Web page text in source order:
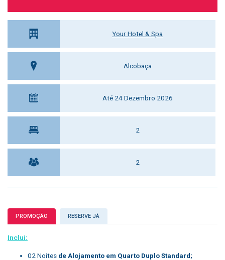
Your Hotel & Spa
Alcobaça
Até 24 Dezembro 2026
2
2
PROMOÇÃO RESERVE JÁ
Inclui:
02 Noites de Alojamento em Quarto Duplo Standard;